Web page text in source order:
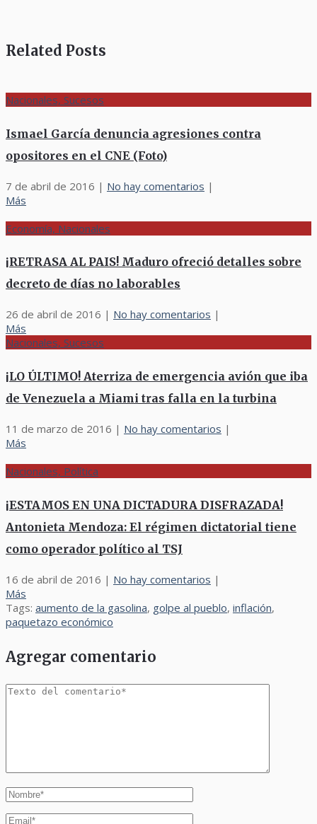
Related Posts
Nacionales, Sucesos
Ismael García denuncia agresiones contra
opositores en el CNE (Foto)
7 de abril de 2016 | No hay comentarios |
Más
Economía, Nacionales
¡RETRASA AL PAIS! Maduro ofreció detalles sobre
decreto de días no laborables
26 de abril de 2016 | No hay comentarios |
Más
Nacionales, Sucesos
¡LO ÚLTIMO! Aterriza de emergencia avión que iba
de Venezuela a Miami tras falla en la turbina
11 de marzo de 2016 | No hay comentarios |
Más
Nacionales, Política
¡ESTAMOS EN UNA DICTADURA DISFRAZADA!
Antonieta Mendoza: El régimen dictatorial tiene
como operador político al TSJ
16 de abril de 2016 | No hay comentarios |
Más
Tags: aumento de la gasolina, golpe al pueblo, inflación,
paquetazo económico
Agregar comentario